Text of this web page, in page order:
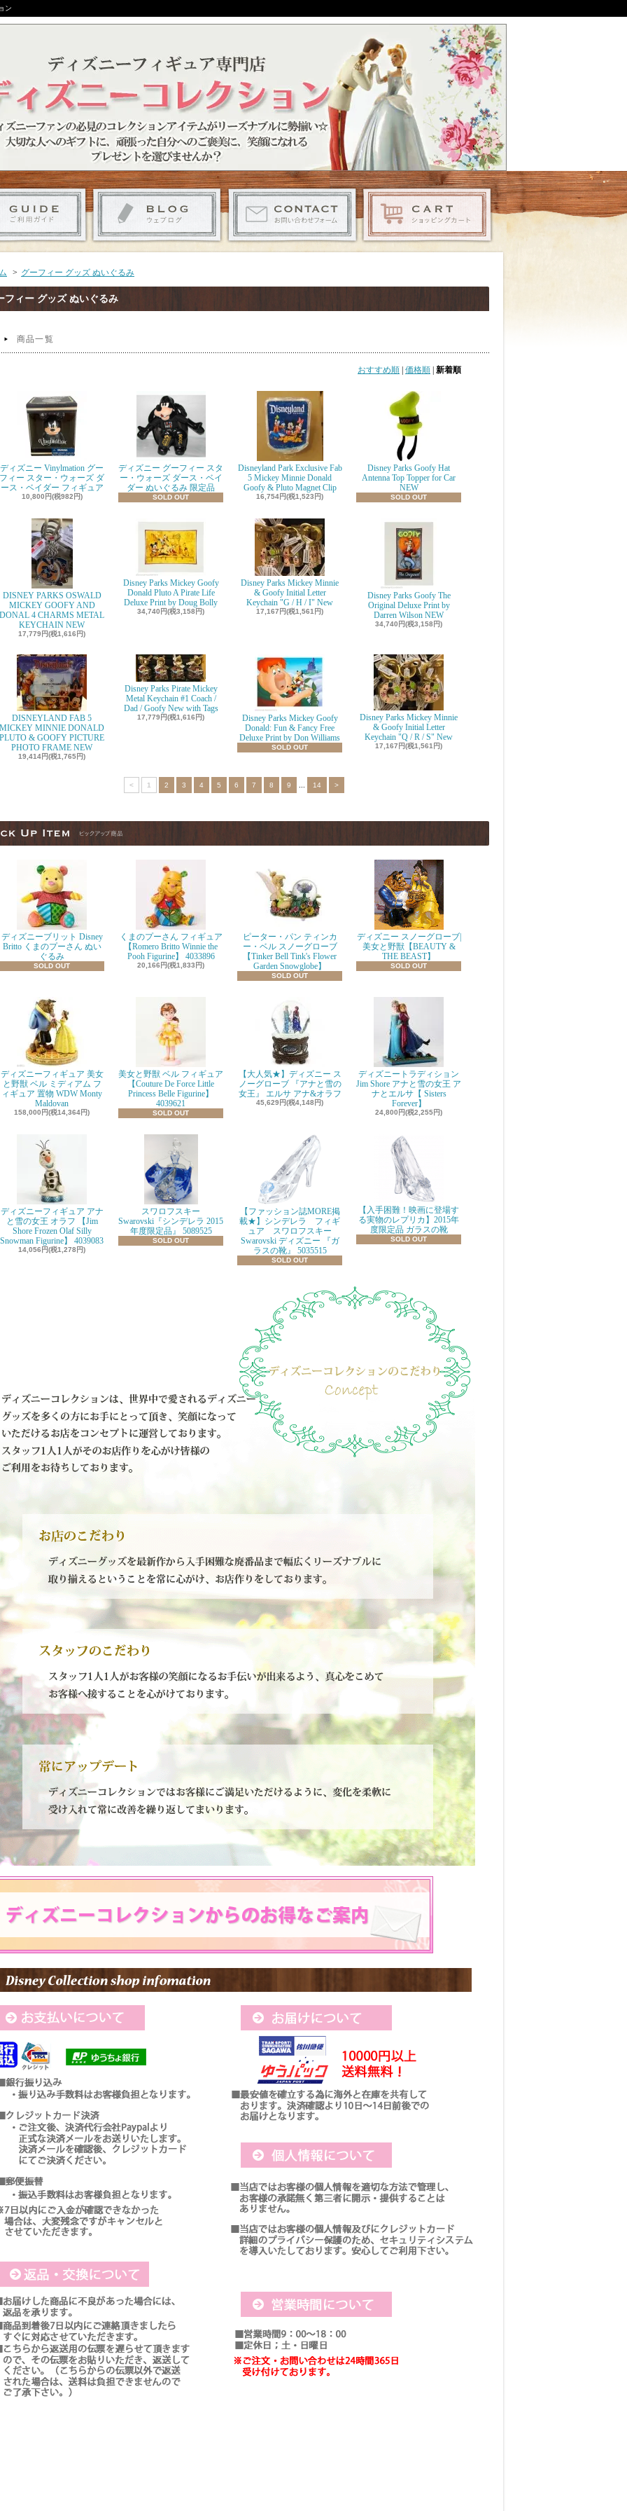
ン
> グーフィー グッズ ぬいぐるみ
フィー グッズ ぬいぐるみ
商品一覧
おすすめ順 価格順 新着順
ディズニー Vinylmation グー
フィー スター・ウォーズ ダ
ース・ベイダー フィギュア
10,800円(税982円)
ディズニー グーフィー スタ
ー・ウォーズ ダース・ベイ
ダー ぬいぐるみ 限定品
SOLD OUT
Disneyland Park Exclusive Fab
5 Mickey Minnie Donald
Goofy & Pluto Magnet Clip
16,754円(税1,523円)
Disney Parks Goofy Hat
Antenna Top Topper for Car
NEW
SOLD OUT
DISNEY PARKS OSWALD
MICKEY GOOFY AND
DONAL 4 CHARMS METAL
KEYCHAIN NEW
17,779円(税1,616円)
Disney Parks Mickey Goofy
Donald Pluto A Pirate Life
Deluxe Print by Doug Bolly
34,740円(税3,158円)
Disney Parks Mickey Minnie
& Goofy Initial Letter
Keychain "G / H / I" New
17,167円(税1,561円)
Disney Parks Goofy The
Original Deluxe Print by
Darren Wilson NEW
34,740円(税3,158円)
DISNEYLAND FAB 5
MICKEY MINNIE DONALD
PLUTO & GOOFY PICTURE
PHOTO FRAME NEW
19,414円(税1,765円)
Disney Parks Pirate Mickey
Metal Keychain #1 Coach /
Dad / Goofy New with Tags
17,779円(税1,616円)
Disney Parks Mickey Goofy
Donald: Fun & Fancy Free
Deluxe Print by Don Williams
SOLD OUT
Disney Parks Mickey Minnie
& Goofy Initial Letter
Keychain "Q / R / S" New
17,167円(税1,561円)
< 1 2 3 4 5 6 7 8 9 14 >
ディズニーブリット Disney
Britto くまのプーさん ぬい
ぐるみ
SOLD OUT
くまのプーさん フィギュア
【Romero Britto Winnie the
Pooh Figurine】 4033896
20,166円(税1,833円)
ピーター・パン ティンカ
ー・ベル スノーグローブ
【Tinker Bell Tink's Flower
Garden Snowglobe】
SOLD OUT
ディズニー スノーグローブ|
美女と野獣【BEAUTY &
THE BEAST】
SOLD OUT
ディズニーフィギュア 美女
と野獣 ベル ミディアム フ
ィギュア 置物 WDW Monty
Maldovan
158,000円(税14,364円)
美女と野獣 ベル フィギュア
【Couture De Force Little
Princess Belle Figurine】
4039621
SOLD OUT
【大人気★】ディズニー ス
ノーグローブ 『アナと雪の
女王』 エルサ アナ&オラフ
45,629円(税4,148円)
ディズニートラディション
Jim Shore アナと雪の女王 ア
ナとエルサ【 Sisters
Forever】
24,800円(税2,255円)
ディズニーフィギュア アナ
と雪の女王 オラフ 【Jim
Shore Frozen Olaf Silly
Snowman Figurine】 4039083
14,056円(税1,278円)
スワロフスキー
Swarovski『シンデレラ 2015
年度限定品』 5089525
SOLD OUT
【ファッション誌MORE掲
載★】シンデレラ フィギ
ュア スワロフスキー
Swarovski ディズニー 『ガ
ラスの靴』 5035515
SOLD OUT
【入手困難！映画に登場す
る実物のレプリカ】2015年
度限定品 ガラスの靴
SOLD OUT